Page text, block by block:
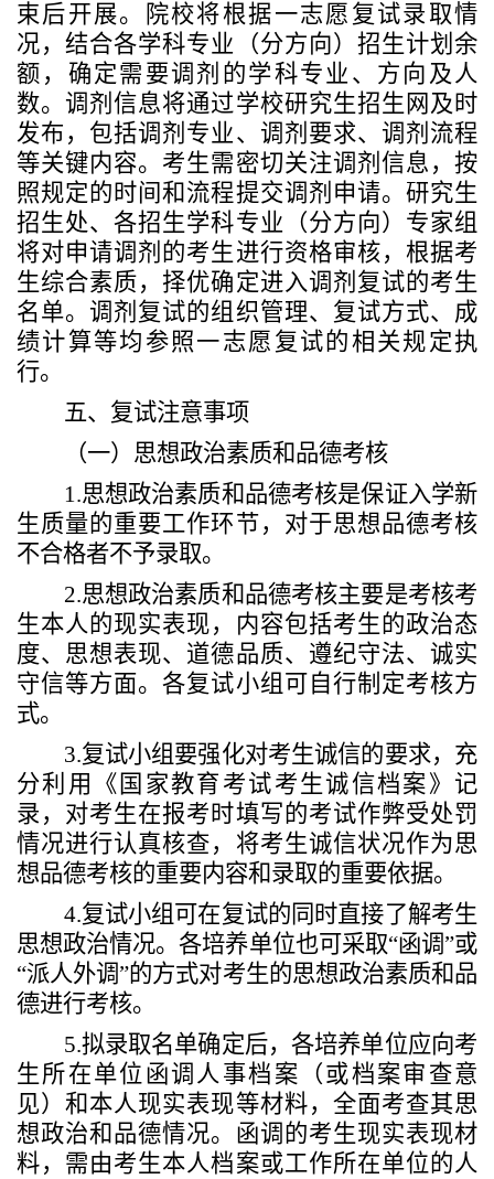
束后开展。院校将根据一志愿复试录取情
况，结合各学科专业（分方向）招生计划余
额，确定需要调剂的学科专业、方向及人
数。调剂信息将通过学校研究生招生网及时
发布，包括调剂专业、调剂要求、调剂流程
等关键内容。考生需密切关注调剂信息，按
照规定的时间和流程提交调剂申请。研究生
招生处、各招生学科专业（分方向）专家组
将对申请调剂的考生进行资格审核，根据考
生综合素质，择优确定进入调剂复试的考生
名单。调剂复试的组织管理、复试方式、成
绩计算等均参照一志愿复试的相关规定执
行。
五、复试注意事项
（一）思想政治素质和品德考核
1.思想政治素质和品德考核是保证入学新
生质量的重要工作环节，对于思想品德考核
不合格者不予录取。
2.思想政治素质和品德考核主要是考核考
生本人的现实表现，内容包括考生的政治态
度、思想表现、道德品质、遵纪守法、诚实
守信等方面。各复试小组 可自行制定考核方
式。
3.复试小组要强化对考生诚信的要求，充
分利用《国家教育考试考生诚信档案》记
录，对考生在报考时填写的考试作弊受处罚
情况进行认真核查，将考生诚信状况作为思
想品德考核的重要内容和录取的重要依据。
4.复试小组可在复试的同时直接了解考生
思想政治情况。各培养单位也可采取“函调”或
“派人外调”的方式对考生的思想政治素质和品
德进行考核。
5.拟录取名单确定后，各培养单位应向考
生所在单位函调人事档案（或档案审查意
见）和本人现实表现等材料，全面考查其思
想政治和品德情况。函调的考生现实表现材
料，需由考生本人档案或工作所在单位的人